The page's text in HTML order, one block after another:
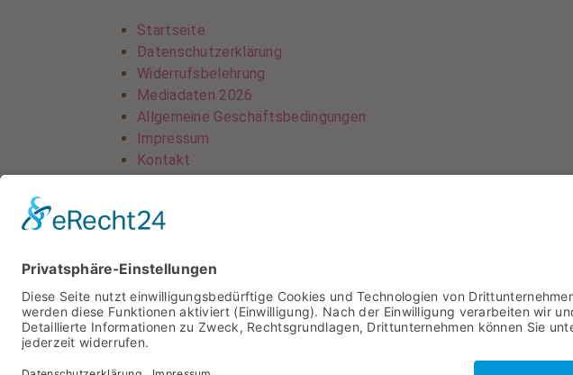
Startseite
Datenschutzerklärung
Widerrufsbelehrung
Mediadaten 2026
Allgemeine Geschäftsbedingungen
Impressum
Kontakt
Widerrufsbelehrung
Allgemeine Geschäftsbedingungen
Impressum
Kontakt